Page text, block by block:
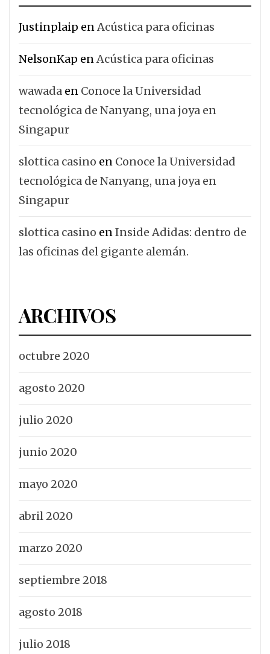
Justinplaip enAcústica para oficinas
NelsonKap enAcústica para oficinas
wawada en Conoce la Universidad
tecnológica de Nanyang, una joya en
Singapur
slottica casino en Conoce la Universidad
tecnológica de Nanyang, una joya en
Singapur
slottica casino enInside Adidas: dentro de
las oficinas del gigante alemán.
ARCHIVOS
octubre 2020
agosto 2020
julio 2020
junio 2020
mayo 2020
abril 2020
marzo 2020
septiembre 2018
agosto 2018
julio 2018